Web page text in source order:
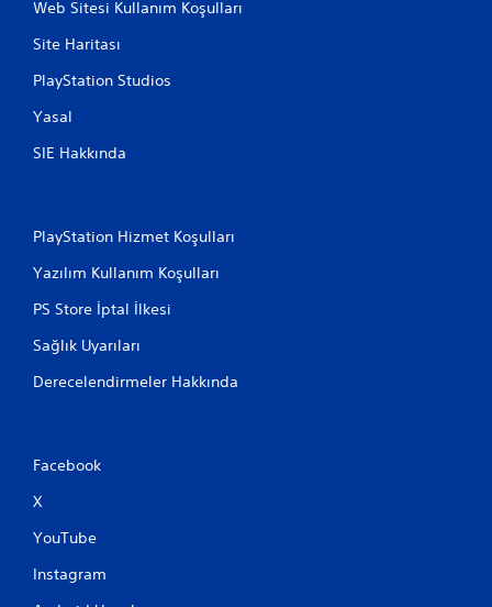
Web Sitesi Kullanım Koşulları
Site Haritası
PlayStation Studios
Yasal
SIE Hakkında
PlayStation Hizmet Koşulları
Yazılım Kullanım Koşulları
PS Store İptal İlkesi
Sağlık Uyarıları
Derecelendirmeler Hakkında
Facebook
X
YouTube
Instagram